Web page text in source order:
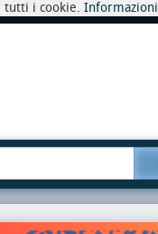
tutti i cookie. Informazioni